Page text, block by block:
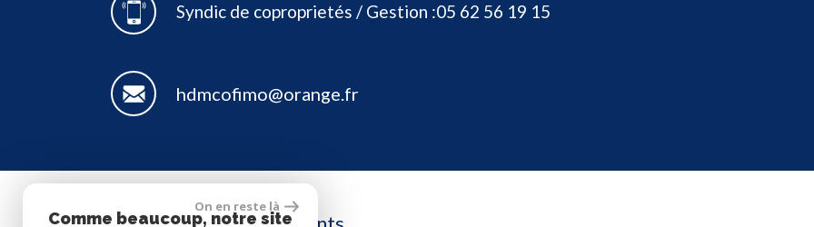
Syndic de coproprietés / Gestion :05 62 56 19 15
hdmcofimo@orange.fr
On en reste là
Comme beaucoup, notre site